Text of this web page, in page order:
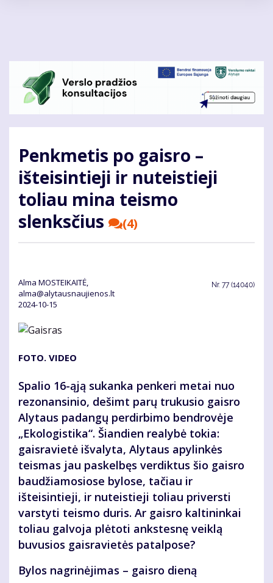
Penkmetis po gaisro –
išteisintieji ir nuteistieji
toliau mina teismo
slenksčius
(4)
Alma MOSTEIKAITĖ,
alma@alytausnaujienos.lt
2024-10-15
Nr. 77 (14040)
FOTO. VIDEO
Spalio 16-ąją sukanka penkeri metai nuo
rezonansinio, dešimt parų trukusio gaisro
Alytaus padangų perdirbimo bendrovėje
„Ekologistika“. Šiandien realybė tokia:
gaisravietė išvalyta, Alytaus apylinkės
teismas jau paskelbęs verdiktus šio gaisro
baudžiamosiose bylose, tačiau ir
išteisintieji, ir nuteistieji toliau priversti
varstyti teismo duris. Ar gaisro kaltininkai
toliau galvoja plėtoti ankstesnę veiklą
buvusios gaisravietės patalpose?
Bylos nagrinėjimas – gaisro dieną